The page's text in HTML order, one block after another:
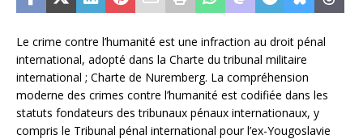
Le crime contre l’humanité est une infraction au droit pénal
international, adopté dans la Charte du tribunal militaire
international ; Charte de Nuremberg. La compréhension
moderne des crimes contre l’humanité est codifiée dans les
statuts fondateurs des tribunaux pénaux internationaux, y
compris le Tribunal pénal international pour l’ex-Yougoslavie